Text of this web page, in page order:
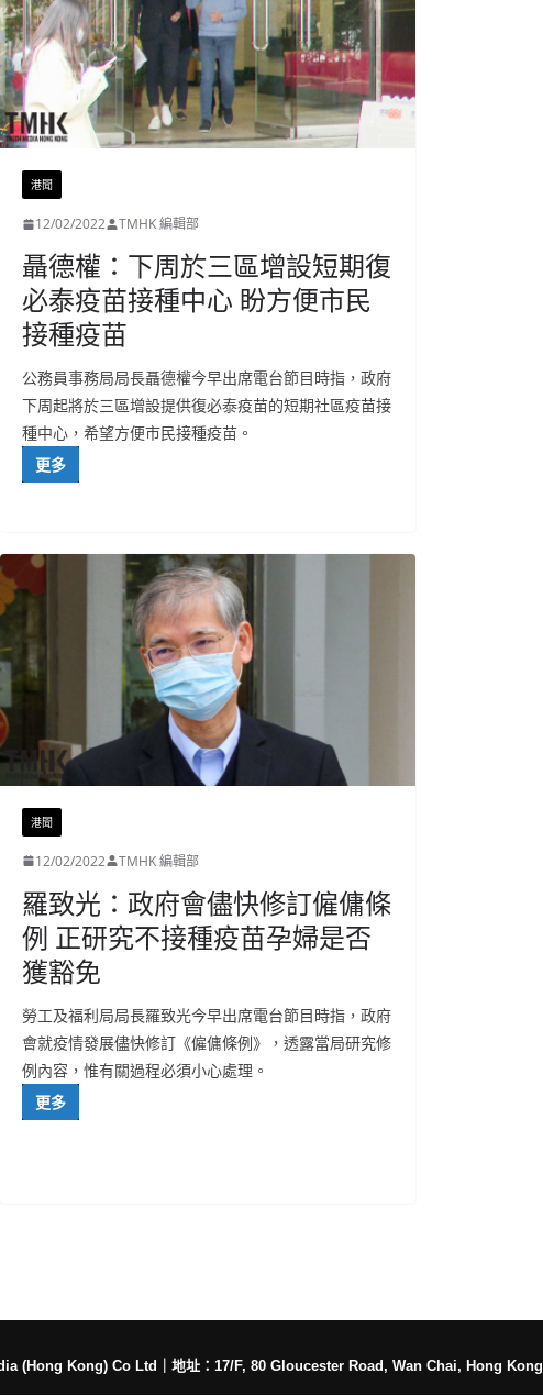
港聞
12/02/2022 TMHK 編輯部
聶德權：下周於三區增設短期復
必泰疫苗接種中心 盼方便市民
接種疫苗
公務員事務局局長聶德權今早出席電台節目時指，政府
下周起將於三區增設提供復必泰疫苗的短期社區疫苗接
種中心，希望方便市民接種疫苗。
更多
港聞
12/02/2022 TMHK 編輯部
羅致光：政府會儘快修訂僱傭條
例 正研究不接種疫苗孕婦是否
獲豁免
勞工及福利局局長羅致光今早出席電台節目時指，政府
會就疫情發展儘快修訂《僱傭條例》，透露當局研究修
例內容，惟有關過程必須小心處理。
更多
(Hong Kong) Co Ltd 地址：17/F, 80 Gloucester Road, Wan Chai, Hong Kong